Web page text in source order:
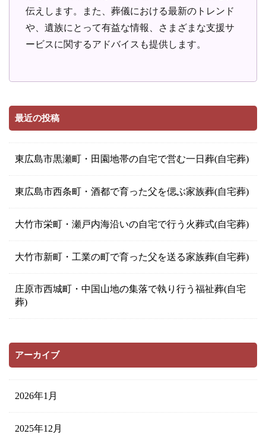
伝えします。また、葬儀における最新のトレンド
や、遺族にとって有益な情報、さまざまな支援サ
ービスに関するアドバイスも提供します。
最近の投稿
東広島市黒瀬町・田園地帯の自宅で営む一日葬(自宅葬)
東広島市西条町・酒都で育った父を偲ぶ家族葬(自宅葬)
大竹市栄町・瀬戸内海沿いの自宅で行う火葬式(自宅葬)
大竹市新町・工業の町で育った父を送る家族葬(自宅葬)
庄原市西城町・中国山地の集落で執り行う福祉葬(自宅
葬)
アーカイブ
2026年1月
2025年12月